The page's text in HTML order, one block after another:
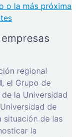
o la más próxima
regional
, el Grupo de
la Universidad
de
situación de las
la